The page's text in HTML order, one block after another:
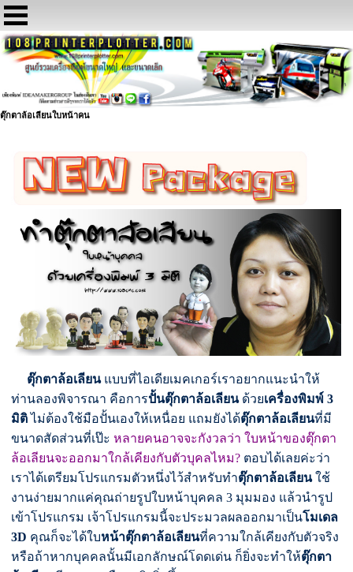
ตุ๊กตาล้อเลียนใบหน้าคน
ตุ๊กตาล้อเลียนแบบที่ไอเดียเมคเกอร์เราอยากแนะนำให้
ท่านลองพิจารณา คือการปั้นตุ๊กตาล้อเลียนด้วยเครื่องพิมพ์ 3
มิติไม่ต้องใช้มือปั้นเองให้เหนื่อย แถมยังได้ตุ๊กตาล้อเลียนที่มี
ขนาดสัดส่วนที่เป๊ะหลายคนอาจจะกังวลว่า ใบหน้าของตุ๊กตา
ล้อเลียนจะออกมาใกล้เคียงกับตัวบุคลไหม? ตอบได้เลยค่ะว่า
เราได้เตรียมโปรแกรมตัวหนึ่งไว้สำหรับทำตุ๊กตาล้อเลียนใช้
งานง่ายมากแค่คุณถ่ายรูปใบหน้าบุคคล 3 มุมมอง แล้วนำรูป
เข้าโปรแกรม เจ้าโปรแกรมนี้จะประมวลผลออกมาเป็นโมเดล
3D คุณก็จะได้ใบหน้าตุ๊กตาล้อเลียนที่ความใกล้เคียงกับตัวจริง
หรือถ้าหากบุคคลนั้นมีเอกลักษณ์โดดเด่น ก็ยิ่งจะทำให้ตุ๊กตา